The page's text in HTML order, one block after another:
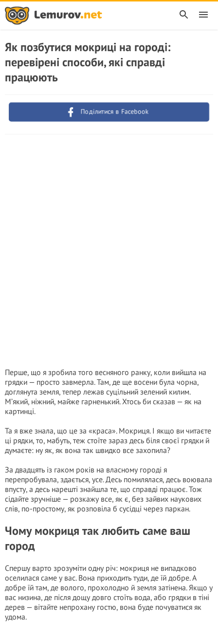
Як позбутися мокриці на городі:
перевірені способи, які справді
працюють
Поділитися в Facebook
Перше, що я зробила того весняного ранку, коли вийшла на
грядки — просто завмерла. Там, де ще восени була чорна,
доглянута земля, тепер лежав суцільний зелений килим.
М’який, ніжний, майже гарненький. Хтось би сказав — як на
картинці.
Та я вже знала, що це за «краса». Мокриця. І якщо ви читаєте
ці рядки, то, мабуть, теж стоїте зараз десь біля своєї грядки й
думаєте: ну як, як вона так швидко все захопила?
За двадцять із гаком років на власному городі я
перепробувала, здається, усе. Десь помилялася, десь воювала
впусту, а десь нарешті знайшла те, що справді працює. Тож
сідайте зручніше — розкажу все, як є, без зайвих наукових
слів, по-простому, як розповіла б сусідці через паркан.
Чому мокриця так любить саме ваш
город
Спершу варто зрозуміти одну річ: мокриця не випадково
оселилася саме у вас. Вона приходить туди, де їй добре. А
добре їй там, де волого, прохолодно й земля затінена. Якщо у
вас низина, де після дощу довго стоїть вода, або грядки в тіні
дерев — вітайте непрохану гостю, вона буде почуватися як
удома.